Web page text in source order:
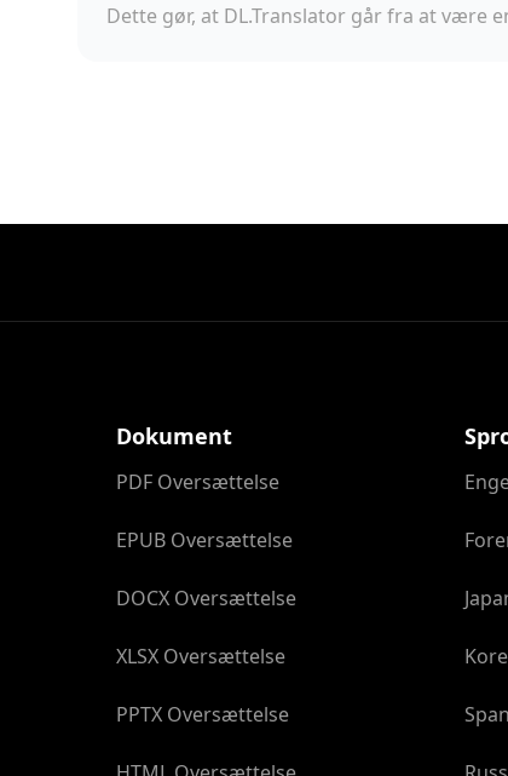
Dette gør, at DL.Translator går fra at
Dokument
PDF Oversættelse
EPUB Oversættelse
DOCX Oversættelse
XLSX Oversættelse
PPTX Oversættelse